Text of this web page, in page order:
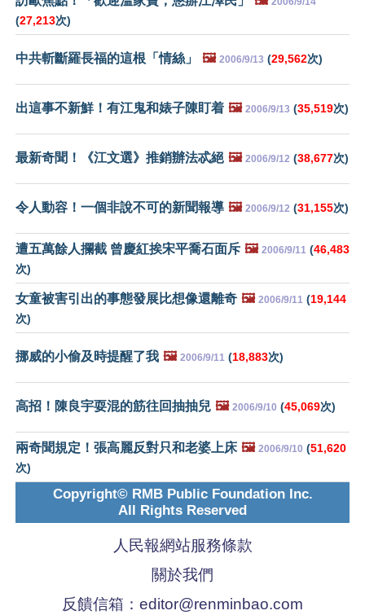
(27,213次)
中共斬斷羅長福的這根「情絲」 🖼️ 2006/9/13 (29,562次)
出這事不新鮮！有江鬼和婊子陳盯着 🖼️ 2006/9/13 (35,519次)
最新奇聞！《江文選》推銷辦法忒絕 🖼️ 2006/9/12 (38,677次)
令人動容！一個非說不可的新聞報導 🖼️ 2006/9/12 (31,155次)
遭五萬餘人攔截 曾慶紅挨宋平喬石面斥 🖼️ 2006/9/11 (46,483
次)
女童被害引出的事態發展比想像還離奇 🖼️ 2006/9/11 (19,144
次)
挪威的小偷及時提醒了我 🖼️ 2006/9/11 (18,883次)
高招！陳良宇耍混的筋往回抽抽兒 🖼️ 2006/9/10 (45,069次)
兩奇聞規定！張高麗反對只和老婆上床 🖼️ 2006/9/10 (51,620
次)
Copyright© RMB Public Foundation Inc.
All Rights Reserved
人民報網站服務條款
關於我們
反饋信箱： editor@renminbao.com